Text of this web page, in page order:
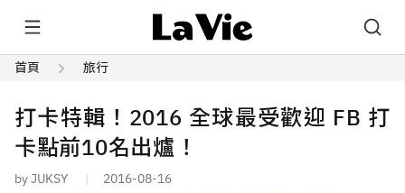
首頁 旅行
打卡特輯！2016 全球最受歡迎 FB 打
卡點前10名出爐！
by JUKSY 2016-08-16